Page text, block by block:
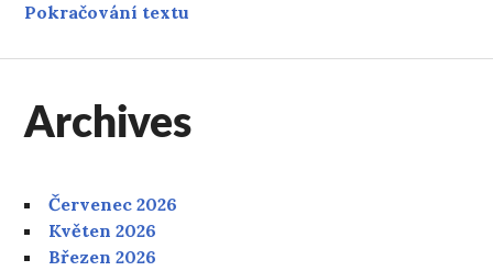
Pokračování textu
Archives
Červenec 2026
Květen 2026
Březen 2026